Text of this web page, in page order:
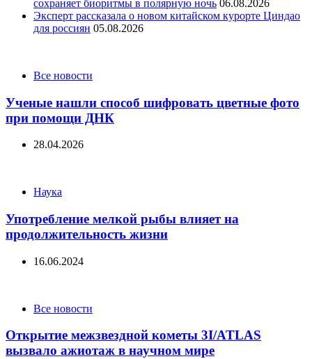
сохраняет биоритмы в полярную ночь 06.08.2026
Эксперт рассказала о новом китайском курорте Циндао
для россиян 05.08.2026
CategoriesВсе новости
Ученые нашли способ шифровать цветные фото
при помощи ДНК
28.04.2026
Categories
Наука
Употребление мелкой рыбы влияет на
продолжительность жизни
16.06.2024
CategoriesВсе новости
Открытие межзвездной кометы 3I/ATLAS
вызвало ажиотаж в научном мире